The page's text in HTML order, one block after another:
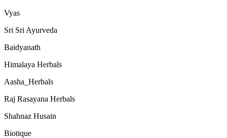
Vyas
Sri Sri Ayurveda
Baidyanath
Himalaya Herbals
Aasha_Herbals
Raj Rasayana Herbals
Shahnaz Husain
Biotique